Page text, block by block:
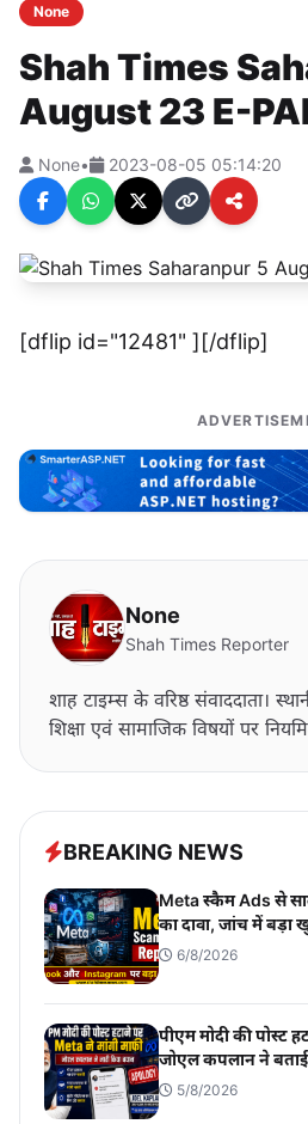
None
Shah Times
August 23 E-
None• 2023-08-05 05:14:20
[dflip id="12481" ][/dflip]
None
Shah Times Reporter
शाह टाइम्स के वरिष्ठ संवाददाता।
शिक्षा एवं सामाजिक विषयों पर
BREAKING NEWS
Meta स्कैम Ads से
का दावा, जांच में बड़ा
6/8/2026
पीएम मोदी की पोस्ट
जोएल कपलान ने
5/8/2026